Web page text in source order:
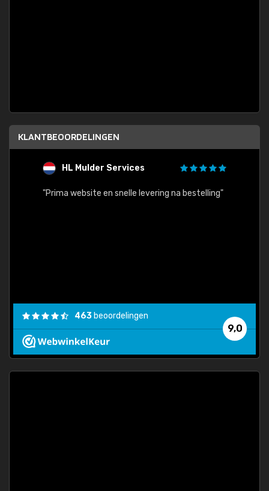
KLANTBEOORDELINGEN
HL Mulder Services
"Prima website en snelle levering na bestelling"
9,0
463 beoordelingen